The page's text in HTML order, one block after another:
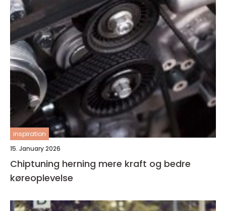
inspiration
15. January 2026
Chiptuning herning mere kraft og bedre
køreoplevelse